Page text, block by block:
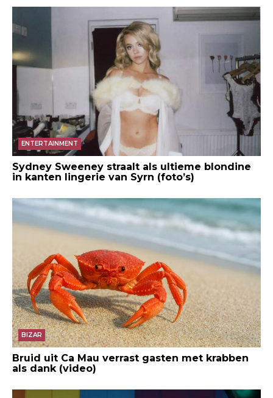
ENTERTAINMENT
Sydney Sweeney straalt als ultieme blondine
in kanten lingerie van Syrn (foto’s)
BIZAR
Bruid uit Ca Mau verrast gasten met krabben
als dank (video)